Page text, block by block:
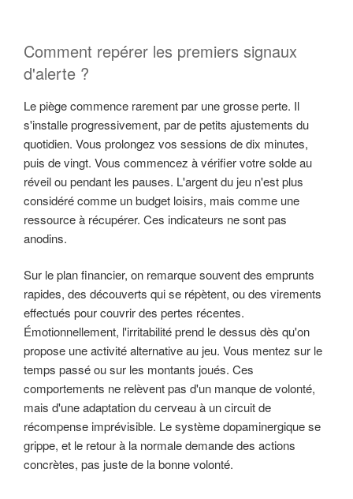
Comment repérer les premiers signaux
d'alerte ?
Le piège commence rarement par une grosse perte. Il
s'installe progressivement, par de petits ajustements du
quotidien. Vous prolongez vos sessions de dix minutes,
puis de vingt. Vous commencez à vérifier votre solde au
réveil ou pendant les pauses. L'argent du jeu n'est plus
considéré comme un budget loisirs, mais comme une
ressource à récupérer. Ces indicateurs ne sont pas
anodins.
Sur le plan financier, on remarque souvent des emprunts
rapides, des découverts qui se répètent, ou des virements
effectués pour couvrir des pertes récentes.
Émotionnellement, l'irritabilité prend le dessus dès qu'on
propose une activité alternative au jeu. Vous mentez sur le
temps passé ou sur les montants joués. Ces
comportements ne relèvent pas d'un manque de volonté,
mais d'une adaptation du cerveau à un circuit de
récompense imprévisible. Le système dopaminergique se
grippe, et le retour à la normale demande des actions
concrètes, pas juste de la bonne volonté.